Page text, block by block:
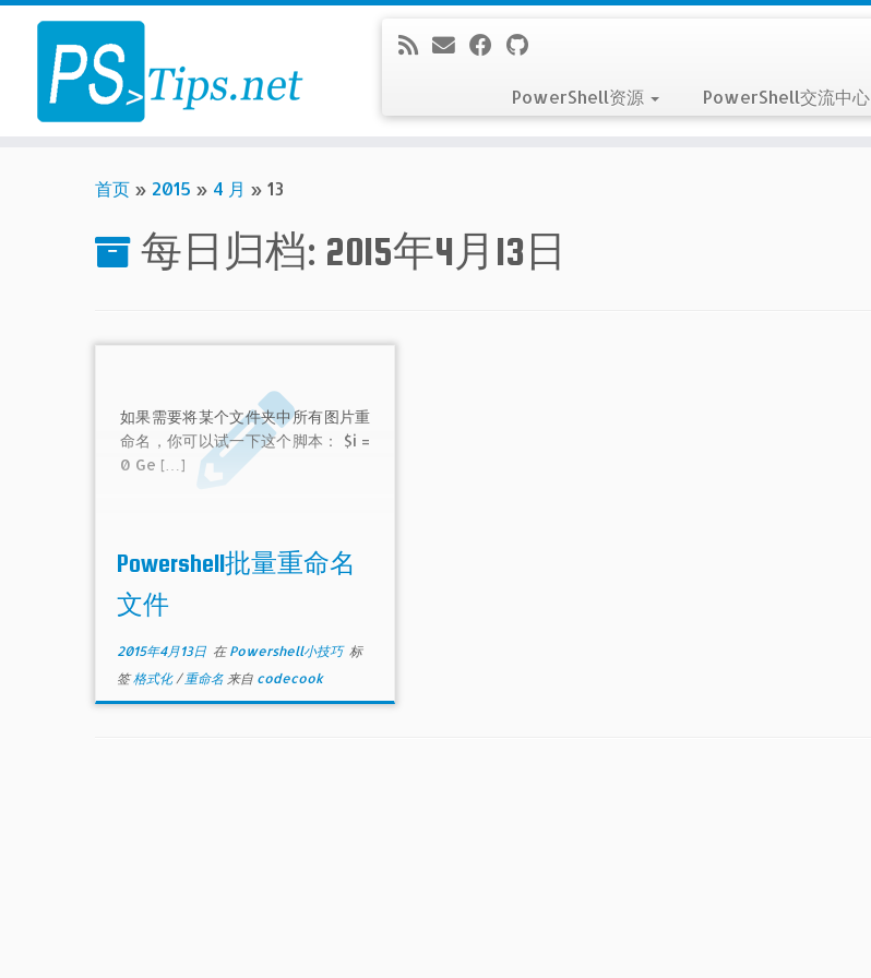
Skip
content
PowerShell资源 PowerShell交流中心
首页 » 2015 » 4 月 » 13
每日归档: 2015年4月13日
如果需要将某个文件夹中所有图片重
命名，你可以试一下这个脚本： $i =
0 Ge […]
Powershell批量重命名
文件
2015年4月13日 在 Powershell小技巧 标
签格式化/重命名 来自 codecook